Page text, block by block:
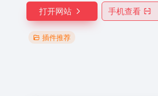
打开网站 手机查看
插件推荐